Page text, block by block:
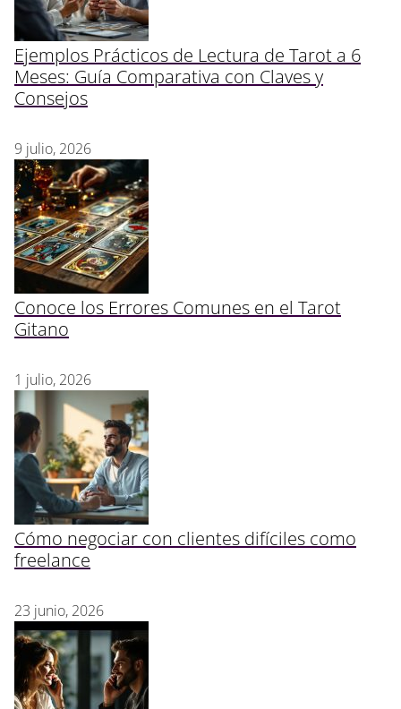
Ejemplos Prácticos de Lectura de Tarot a 6
Meses: Guía Comparativa con Claves y
Consejos
9 julio, 2026
Conoce los Errores Comunes en el Tarot
Gitano
1 julio, 2026
Cómo negociar con clientes difíciles como
freelance
23 junio, 2026